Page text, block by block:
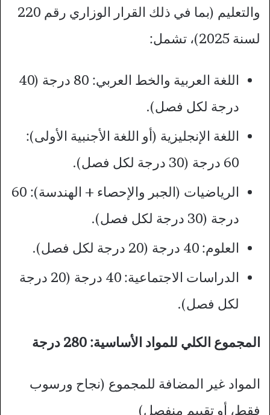
والتعليم (بما في ذلك القرار الوزاري رقم 220
لسنة 2025)، تشمل:
اللغة العربية والخط العربي: 80 درجة (40
درجة لكل فصل).
اللغة الإنجليزية (أو اللغة الأجنبية الأولى):
60 درجة (30 درجة لكل فصل).
الرياضيات (الجبر والإحصاء + الهندسة): 60
درجة (30 درجة لكل فصل).
العلوم: 40 درجة (20 درجة لكل فصل).
الدراسات الاجتماعية: 40 درجة (20 درجة
لكل فصل).
المجموع الكلي للمواد الأساسية: 280 درجة
المواد غير المضافة للمجموع (نجاح ورسوب
فقط، أو تقييم منفصل)